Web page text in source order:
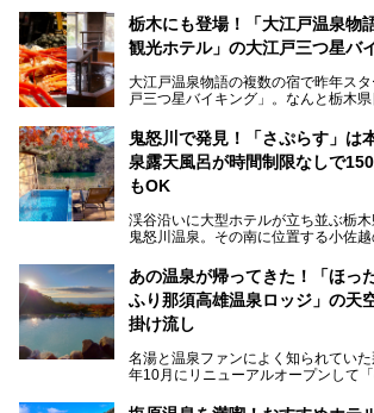
栃木にも登場！「大江戸温泉物
観光ホテル」の大江戸三つ星バ
大江戸温泉物語の複数の宿で昨年ス
戸三つ星バイキング」。なんと栃木県
ここは首都圏から1泊で行きやすい鬼
建つホテルで、バイキングの他にも天
ナ、フリーフローサービスのラウンジ
ポットがたくさんあり、3世代旅行や
たり。
そんな「大江戸温泉物語Premium 鬼
力を詳しく紹介しちゃいます。
───
提供元：大江戸温泉物語ホテルズ＆リ
R】
この記事は大江戸温泉物語Premium
記事です。
鬼怒川で発見！「さぷらす」は
泉露天風呂が時間制限なしで
もOK
渓谷沿いに大型ホテルが立ち並ぶ栃木
鬼怒川温泉。その南に位置する小佐越
こだわりのサウナ、掛け流しの水風
呂、食事処、休憩室など備えて、決
ませんが、鬼怒川温泉観光の行き帰り
一日リフレッシュするための目的地に
スポットです。時間制限も無いので1
日サウナや温泉を楽しんでお昼も食べ
ますよ。
あの温泉が帰ってきた！「ほっ
ふり那須高雄温泉ロッジ」の天
掛け流し
名湯と温泉ファンによく知られてい
年10月にリニューアルオープンして「
した。